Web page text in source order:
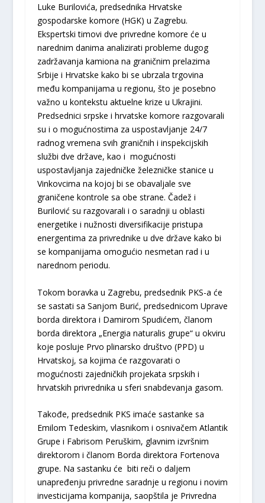
Luke Burilovića, predsednika Hrvatske
gospodarske komore (HGK) u Zagrebu.
Ekspertski timovi dve privredne komore će u
narednim danima analizirati probleme dugog
zadržavanja kamiona na graničnim prelazima
Srbije i Hrvatske kako bi se ubrzala trgovina
među kompanijama u regionu, što je posebno
važno u kontekstu aktuelne krize u Ukrajini.
Predsednici srpske i hrvatske komore razgovarali
su i o mogućnostima za uspostavljanje 24/7
radnog vremena svih graničnih i inspekcijskih
službi dve države, kao i mogućnosti
uspostavljanja zajedničke železničke stanice u
Vinkovcima na kojoj bi se obavaljale sve
graničene kontrole sa obe strane. Čadež i
Burilović su razgovarali i o saradnji u oblasti
energetike i nužnosti diversifikacije pristupa
energentima za privrednike u dve države kako bi
se kompanijama omogućio nesmetan rad i u
narednom periodu.
Tokom boravka u Zagrebu, predsednik PKS-a će
se sastati sa Sanjom Burić, predsednicom Uprave
borda direktora i Damirom Spudićem, članom
borda direktora „Energia naturalis grupe“ u okviru
koje posluje Prvo plinarsko društvo (PPD) u
Hrvatskoj, sa kojima će razgovarati o
mogućnosti zajedničkih projekata srpskih i
hrvatskih privrednika u sferi snabdevanja gasom.
Takođe, predsednik PKS imaće sastanke sa
Emilom Tedeskim, vlasnikom i osnivačem Atlantik
Grupe i Fabrisom Peruškim, glavnim izvršnim
direktorom i članom Borda direktora Fortenova
grupe. Na sastanku će biti reči o daljem
unapređenju privredne saradnje u regionu i novim
investicijama kompanija, saopštila je Privredna